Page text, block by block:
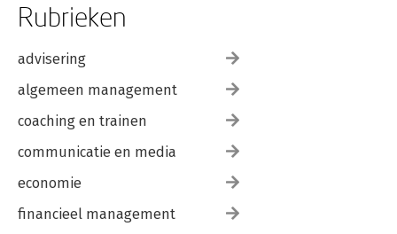
Rubrieken
advisering
algemeen management
coaching en trainen
communicatie en media
economie
financieel management